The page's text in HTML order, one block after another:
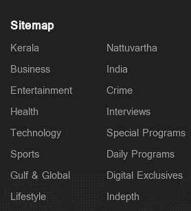
Sitemap
Kerala
Business
Entertainment
Health
Technology
Sports
Gulf & Global
Lifestyle
Nattuvartha
India
Crime
Interviews
Special Programs
Daily Programs
Digital Exclusives
Indepth